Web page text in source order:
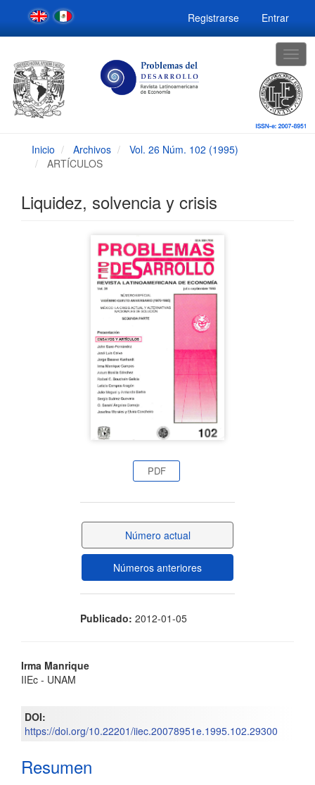
Navegación
principal
Contenido
Barra
lateral
Registrarse Entrar
Inicio Archivos
Vol. 26 Núm. 102 (1995)
ARTÍCULOS
Liquidez, solvencia y crisis
PDF
Número actual
Números anteriores
Publicado: 2012-01-05
Contenido
del
artículo
Irma Manrique
IIEc - UNAM
DOI:
https://doi.org/10.22201/iiec.20078951e.1995.102.29300
Resumen